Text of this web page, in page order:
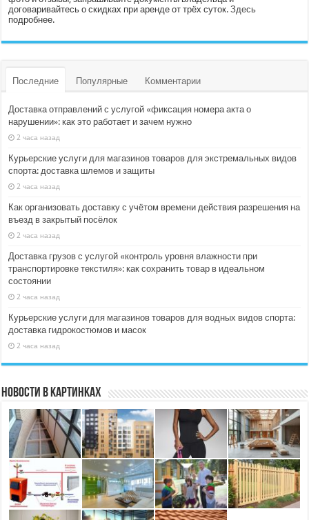
договаривайтесь о скидках при аренде от трёх суток.Здесь
подробнее.
Последние Популярные Комментарии
Доставка отправлений с услугой «фиксация номера акта о
нарушении»: как это работает и зачем нужно
2 часа назад
Курьерские услуги для магазинов товаров для экстремальных видов
спорта: доставка шлемов и защиты
2 часа назад
Как организовать доставку с учётом времени действия разрешения на
въезд в закрытый посёлок
2 часа назад
Доставка грузов с услугой «контроль уровня влажности при
транспортировке текстиля»: как сохранить товар в идеальном
состоянии
2 часа назад
Курьерские услуги для магазинов товаров для водных видов спорта:
доставка гидрокостюмов и масок
2 часа назад
Новости в картинках